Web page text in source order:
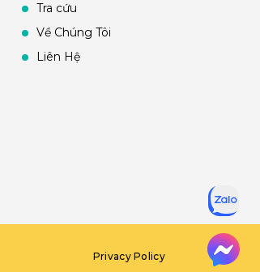
Tra cứu
Về Chúng Tôi
Liên Hệ
Privacy Policy